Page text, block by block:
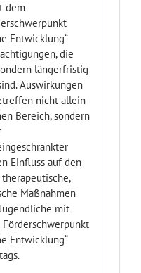
dem
Entwicklung“
die
längerfristig
Auswirkungen
nicht allein
Bereich, sondern
Einfluss auf den
Maßnahmen
mit
Entwicklung“